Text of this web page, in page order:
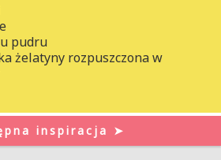
pudru
żelatyny rozpuszczona w
inspiracja ➤